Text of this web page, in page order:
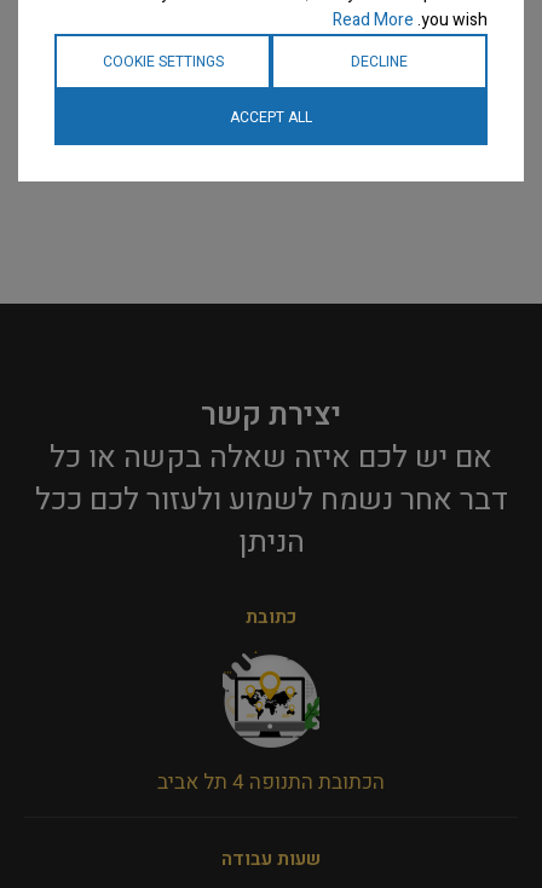
יצירת קשר
אם יש לכם איזה שאלה בקשה או כל
דבר אחר נשמח לשמוע ולעזור לכם ככל
הניתן​
כתובת
הכתובת התנופה 4 תל אביב
שעות עבודה
you wish.
Read More
DECLINE
COOKIE SETTINGS
ACCEPT ALL